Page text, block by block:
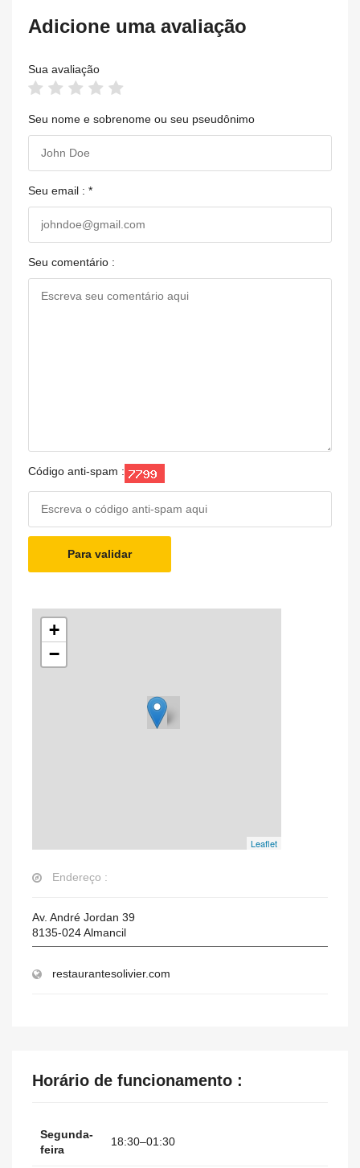
Adicione uma avaliação
Sua avaliação
Seu nome e sobrenome ou seu pseudônimo
Seu email : *
Seu comentário :
Código anti-spam :
Para validar
+
−
Leaflet
Endereço :
Av. André Jordan 39
8135-024Almancil
restaurantesolivier.com
Horário de funcionamento :
Segunda-
feira
18:30–01:30